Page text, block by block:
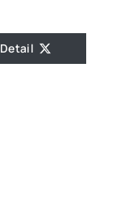
Detail